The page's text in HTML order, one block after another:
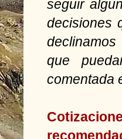
seguir
decisiones
que
comentada